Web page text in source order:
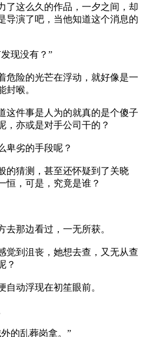
了这么久的作品，一夕之间，却
导演了吧，当他知道这个消息的
没有？”
的光芒在浮动，就好像是一
封喉。
事是人为的就真的是个傻子
，亦或是对手公司干的？
的手段呢？
测，甚至还怀疑到了关晓
恒，可是，究竟是谁？
边看过，一无所获。
沮丧，她想去查，又无从查
？
浮现在初笙眼前。
乱葬岗拿。”